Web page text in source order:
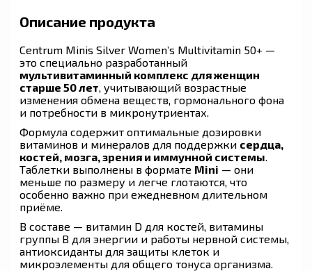
Описание продукта
Centrum Minis Silver Women’s Multivitamin 50+ —
это специально разработанный
мультивитаминный комплекс для женщин
старше 50 лет , учитывающий возрастные
изменения обмена веществ, гормонального фона
и потребности в микронутриентах.
Формула содержит оптимальные дозировки
витаминов и минералов для поддержки сердца,
костей, мозга, зрения и иммунной системы
Таблетки выполнены в формате Mini — они
меньше по размеру и легче глотаются, что
особенно важно при ежедневном длительном
приёме.
В составе — витамин D для костей, витамины
группы B для энергии и работы нервной системы,
антиоксиданты для защиты клеток и
микроэлементы для общего тонуса организма.